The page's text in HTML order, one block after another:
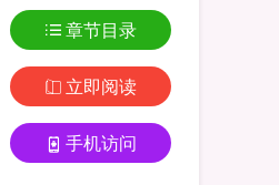
章节目录
立即阅读
手机访问